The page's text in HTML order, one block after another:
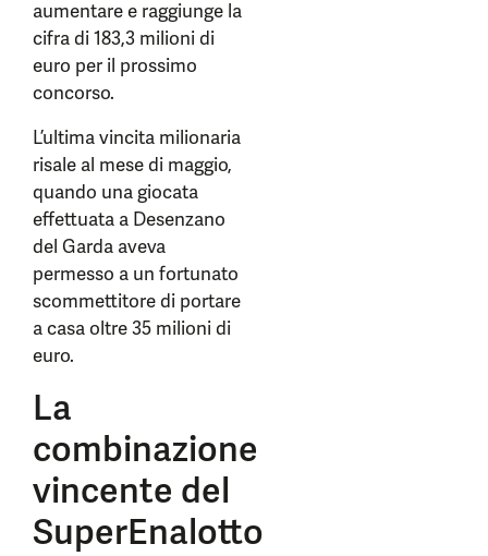
aumentare e raggiunge la
cifra di 183,3 milioni di
euro per il prossimo
concorso.
L’ultima vincita milionaria
risale al mese di maggio,
quando una giocata
effettuata a Desenzano
del Garda aveva
permesso a un fortunato
scommettitore di portare
a casa oltre 35 milioni di
euro.
La
combinazione
vincente del
SuperEnalotto